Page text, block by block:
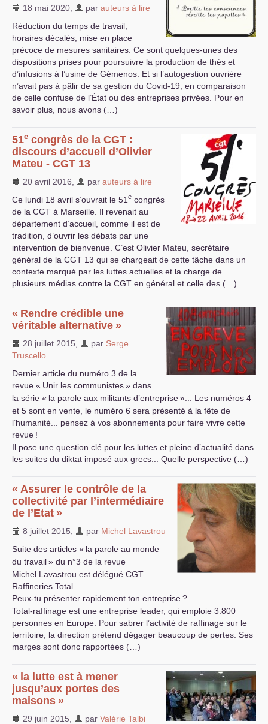
18 mai 2020 par auteurs à lire
Réduction du temps de travail,
horaires décalés, mise en place
précoce de mesures sanitaires. Ce sont quelques-unes des
dispositions prises pour poursuivre la production de thés et
d’infusions à l’usine de Gémenos. Et si l’autogestion ouvrière
n’avait pas à pâlir de sa gestion du Covid-19, en comparaison
de celle confuse de l’État ou des entreprises privées. Pour en
savoir plus, nous avons (…)
51e congrès de la CGT :
discours d’accueil d’Olivier
Mateu - CGT 13
20 avril 2016 par auteurs à lire
Ce lundi 18 avril s’ouvrait le 51 e congrès
de la CGT à Marseille. Il revenait au
département d’accueil, comme il est de
tradition, d’ouvrir les débats par une
intervention de bienvenue. C’est Olivier Mateu, secrétaire
général de la CGT 13 qui se chargeait de cette tâche dans un
contexte marqué par les luttes actuelles et la charge de
plusieurs médias contre la CGT en général et celle des (…)
« Rendre crédible une
véritable alternative »
28 juillet 2015 par Serge
Truscello
Dernier article du numéro 3 de la
revue « Unir les communistes» dans
la série « la parole aux militants d’entreprise»... Les numéros 4
et 5 sont en vente, le numéro 6 sera présenté à la fête de
l’humanité... pensez à vos abonnements pour faire vivre cette
revue !
Il pose une question clé pour les luttes et pleine d’actualité dans
les suites du diktat imposé aux grecs... Quelle perspective (…)
« Assurer le contrôle de la
collectivité par l’intermédiaire
de l’Etat »
8 juillet 2015 par Michel Lavastrou
Suite des articles « la parole au monde
du travail» du n°3 de la revue
Michel Lavastrou est délégué CGT
Raffineries Total.
Peux-tu présenter rapidement ton entreprise?
Total-raffinage est une entreprise leader, qui emploie 3.800
personnes en Europe. Pour sabrer l’activité de raffinage sur le
territoire, la direction prétend dégager beaucoup de pertes. Ses
marges sont donc rapportées (…)
« la lutte est à mener
jusqu’aux portes des
maisons »
29 juin 2015 par Valérie Talbi